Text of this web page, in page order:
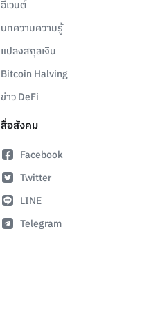
อีเวนต์
บทความความรู้
แปลงสกุลเงิน
Bitcoin Halving
ข่าว DeFi
สื่อสังคม
Facebook
Twitter
LINE
Telegram